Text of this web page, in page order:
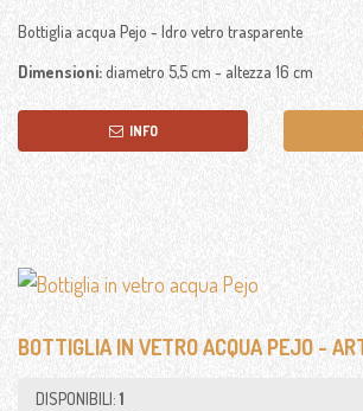
OGGETTI VARI
PORTAFOTO / CORNICI
RICAMBI LAMPADARIO
MOBILI
Bottiglia acqua Pejo - Idro vetro trasparente
Dimensioni:diametro 5,5 cm - altezza 16 cm
INFO
BOTTIGLIA IN VETRO ACQUA PEJO -
DISPONIBILI:1